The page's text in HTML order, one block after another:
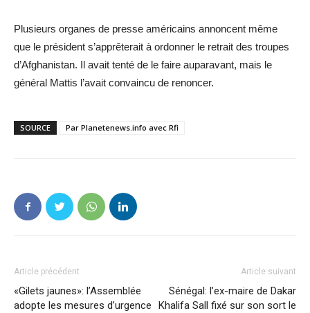
Plusieurs organes de presse américains annoncent même
que le président s’apprêterait à ordonner le retrait des troupes
d’Afghanistan. Il avait tenté de le faire auparavant, mais le
général Mattis l’avait convaincu de renoncer.
SOURCE Par Planetenews.info avec Rfi
Article précédent
«Gilets jaunes»: l’Assemblée
adopte les mesures d’urgence
Article suivant
Sénégal: l’ex-maire de Dakar
Khalifa Sall fixé sur son sort le